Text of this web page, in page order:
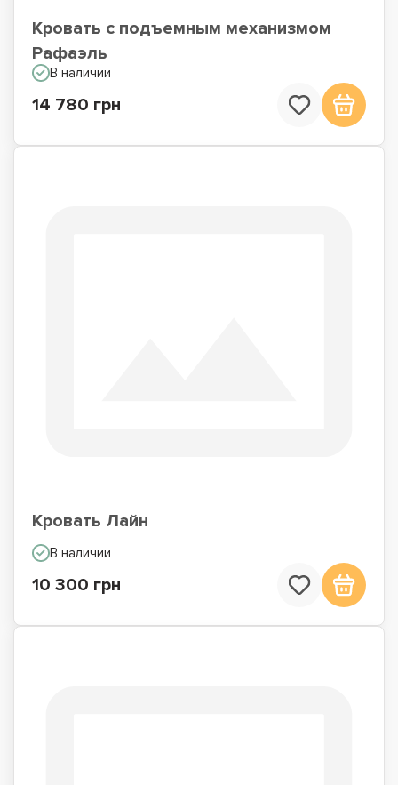
Кровать с подъемным механизмом
Рафаэль
В наличии
14 780 грн
Кровать Лайн
В наличии
10 300 грн